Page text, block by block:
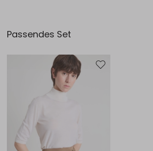
Passendes Set
Auf die Wunschliste